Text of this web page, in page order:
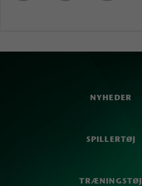
NYHEDER
SPILLERTØJ
TRÆNINGSTØJ